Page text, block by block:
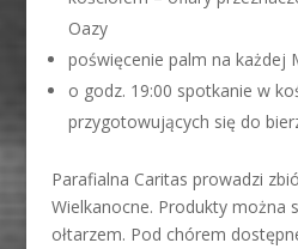
Oazy
poświęcenie palm na każdej
o godz. 19:00 spotkanie w
przygotowujących się do
Parafialna Caritas prowadzi
Wielkanocne. Produkty można
ołtarzem. Pod chórem